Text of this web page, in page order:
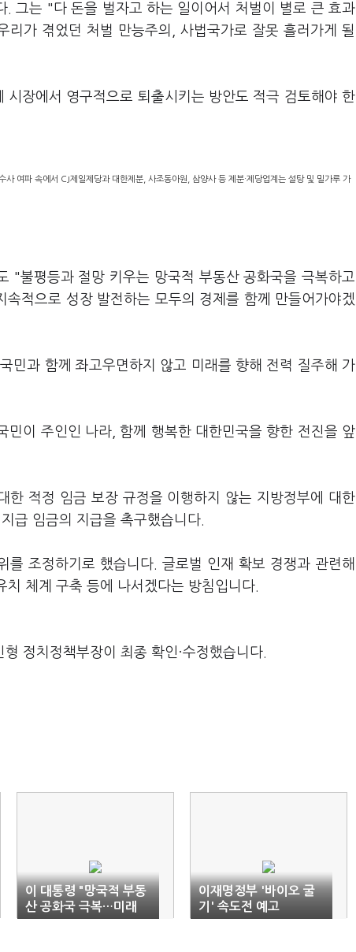
그는 "다 돈을 벌자고 하는 일이어서 처벌이 별로 큰 효과
가 겪었던 처벌 만능주의, 사법국가로 잘못 흘러가게 될
장에서 영구적으로 퇴출시키는 방안도 적극 검토해야 한
여파 속에서 CJ제일제당과 대한제분, 사조동아원, 삼양사 등 제분·제당업계는 설탕 및 밀가루 가
"불평등과 절망 키우는 망국적 부동산 공화국을 극복하고
적으로 성장 발전하는 모두의 경제를 함께 만들어가야겠
민과 함께 좌고우면하지 않고 미래를 향해 전력 질주해 가
이 주인인 나라, 함께 행복한 대한민국을 향한 전진을 앞
한 적정 임금 보장 규정을 이행하지 않는 지방정부에 대한
급 임금의 지급을 촉구했습니다.
조정하기로 했습니다. 글로벌 인재 확보 경쟁과 관련해
체계 구축 등에 나서겠다는 방침입니다.
정치정책부장이 최종 확인·수정했습니다.
이 대통령 "망국적 부동
산 공화국 극복…미래
향해 전력질주"
이재명정부 '바이오 굴
기' 속도전 예고